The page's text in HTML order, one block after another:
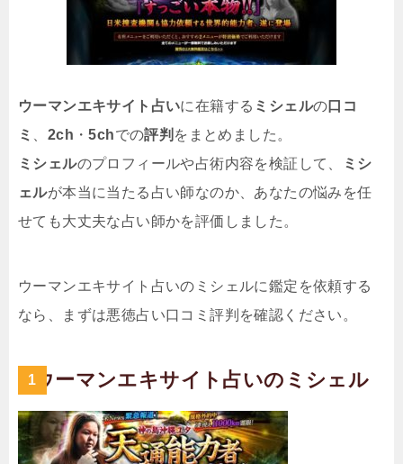
ウーマンエキサイト占いに在籍する ミシェルの口コ
ミ
2ch ・5chでの評判 をまとめました。
ミシェルのプロフィールや占術内容を検証して、
ミシ
ェルが本当に当たる占い師なのか、あなたの悩みを任
せても大丈夫な占い師かを評価しました。
ウーマンエキサイト占いのミシェルに鑑定を依頼する
なら、まずは悪徳占い口コミ評判を確認ください。
ウーマンエキサイト占いのミシェル